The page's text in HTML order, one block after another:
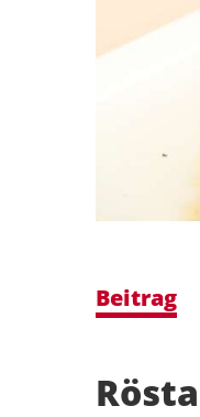
Beitrag